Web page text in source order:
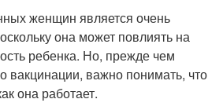
женщин является очень
она может повлиять на
ребенка. Но, прежде чем
вакцинации, важно понимать, что
она работает.